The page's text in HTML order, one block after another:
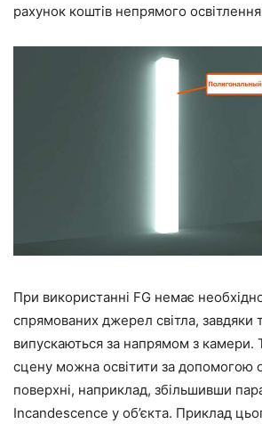
рахунок коштів непрямого
При використанні FG немає
спрямованих джерел світла, завдяки
випускаються за напрямом з камери.
сцену можна освітити за допомогою
поверхні, наприклад, збільшивши
Incandescence у об’єкта. Приклад